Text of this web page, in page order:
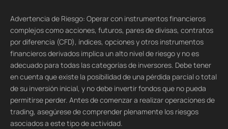
Advertencia de Riesgo: Operar con instrumentos financieros
complejos como acciones, futuros, pares de divisas, contratos
por diferencia (CFD), índices, opciones y otros instrumentos
financieros derivados implica un alto nivel de riesgo y no es
adecuado para todas las categorías de inversores. Debe tener
en cuenta que existe la posibilidad de una pérdida parcial o total
de su inversión inicial, y no debe invertir fondos que no pueda
permitirse perder. Antes de comenzar a realizar operaciones de
trading, asegúrese de comprender plenamente los riesgos
asociados a este tipo de actividad.